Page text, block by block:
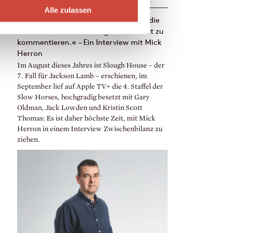
Alle zulassen
»Schwarzer Humor ermöglichte mir, die
Politik auf eine für mich ganz neue Art zu
kommentieren.« – Ein Interview mit Mick
Herron
Im August dieses Jahres ist Slough House – der
7. Fall für Jackson Lamb – erschienen, im
September lief auf Apple TV+ die 4. Staffel der
Slow Horses, hochgradig besetzt mit Gary
Oldman, Jack Lowden und Kristin Scott
Thomas: Es ist daher höchste Zeit, mit Mick
Herron in einem Interview Zwischenbilanz zu
ziehen.